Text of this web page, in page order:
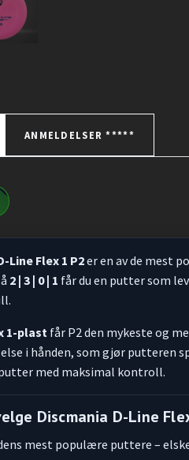
ANMELDELSER *****
Line Flex 1 P2er en av de mest
2 | 3 | 0 | 1 får du en putter som
1-plast får P2 den mykeste og
i hånden, som gjør putteren
med maksimal kontroll.
Discmania D-Line
mest populære puttere –